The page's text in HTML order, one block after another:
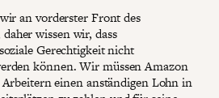
an vorderster Front des
wissen wir, dass
Gerechtigkeit nicht
können. Wir müssen Amazon
einen anständigen Lohn in